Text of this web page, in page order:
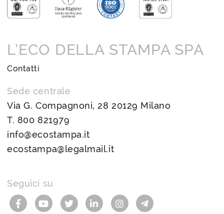
L’ECO DELLA STAMPA SPA
Contatti
Sede centrale
Via G. Compagnoni, 28 20129 Milano
T. 800 821979
info@ecostampa.it
ecostampa@legalmail.it
Seguici su